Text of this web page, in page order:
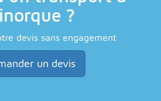
?
devis sans engagement
un devis